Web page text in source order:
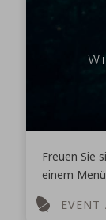
Freuen Sie
einem
und unter
Vorspeise ...
EVENT